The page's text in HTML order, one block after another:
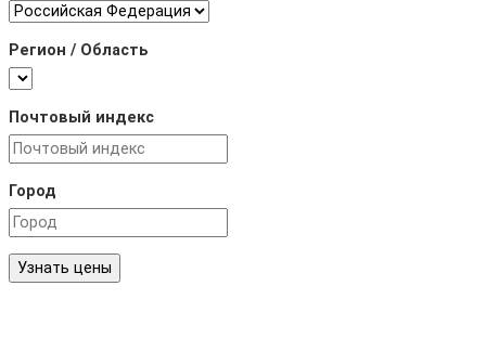
Регион / Область
Почтовый индекс
Город
Узнать цены